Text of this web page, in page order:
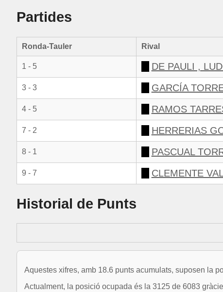
Partides
Ronda-Tauler Rival
1 - 5 DE PAULI ,
3 - 3 GARCÍA
4 - 5 RAMOS
7 - 2 HERRERIAS
8 - 1 PASCUAL
9 - 7 CLEMENTE
Historial de Punts
Aquestes xifres, amb 18.6 punts acumulats, suposen la
Actualment, la posició ocupada és la 3125 de 6083